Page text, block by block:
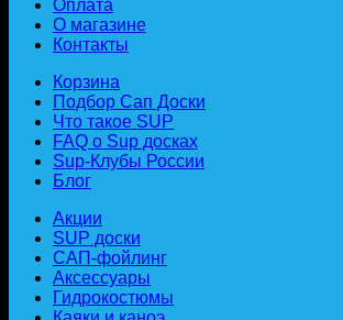
Оплата
О магазине
Контакты
Корзина
Подбор Сап Доски
Что такое SUP
FAQ о Sup досках
Sup-Клубы России
Блог
Акции
SUP доски
САП-фойлинг
Аксессуары
Гидрокостюмы